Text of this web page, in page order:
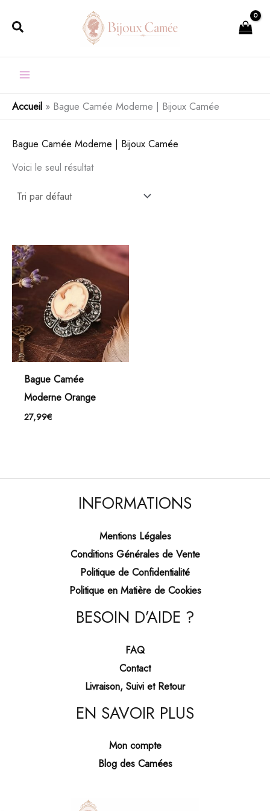
Rechercher
Accueil » Bague Camée Moderne | Bijoux Camée
Bague Camée Moderne | Bijoux Camée
Voici le seul résultat
Bague Camée
Moderne Orange
27,99€
INFORMATIONS
Mentions Légales
Conditions Générales de Vente
Politique de Confidentialité
Politique en Matière de Cookies
BESOIN D’AIDE ?
FAQ
Contact
Livraison, Suivi et Retour
EN SAVOIR PLUS
Mon compte
Blog des Camées